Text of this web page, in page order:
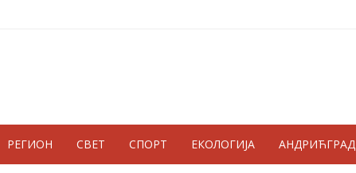
РЕГИОН СВЕТ СПОРТ ЕКОЛОГИЈА АНДРИЋГРАД